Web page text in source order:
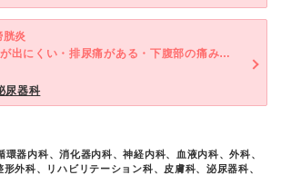
胱炎
尿が少ない・尿が出にくい・排尿痛がある・下腹部の痛み（女性）
尿器科
環器内科、消化器内科、神経内科、血液内科、外科、
外科、リハビリテーション科、皮膚科、泌尿器科、